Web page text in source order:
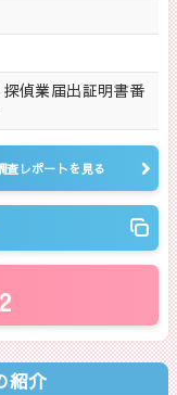
偵業届出証明書番
査レポートを見る
紹介